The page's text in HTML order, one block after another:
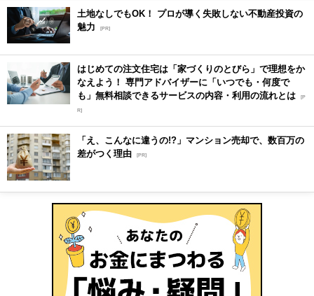
土地なしでもOK！ プロが導く失敗しない不動産投資の
魅力
[PR]
はじめての注文住宅は「家づくりのとびら」で理想をか
なえよう！ 専門アドバイザーに「いつでも・何度で
も」無料相談できるサービスの内容・利用の流れとは [P
R]
「え、こんなに違うの!?」マンション売却で、数百万の
差がつく理由 [PR]